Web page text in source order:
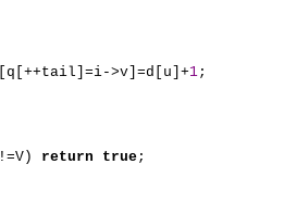
>v]=d[u]+1;
return true;